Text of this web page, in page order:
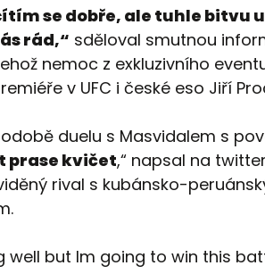
se dobře, ale tuhle bitvu
rád,“ sděloval smutnou
nemoc z exkluzivního
v UFC i české eso Jiří
duelu s Masvidalem s
prase kvičet,“ napsal na
rival s kubánsko-
well but Im going to win this